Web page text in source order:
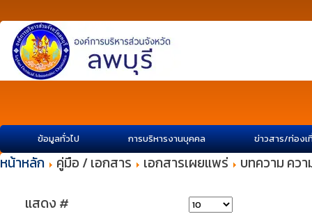
ข้อมูลทั่วไป การบริหารงานบุคคล ข่าวสาร/ท่องเ
หน้าหลัก คู่มือ / เอกสาร เอกสารเผยแพร่
บทความ คว
แสดง #